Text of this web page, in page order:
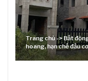
Trang chủ -> Bất động
hoang, hạn chế đầu cơ…